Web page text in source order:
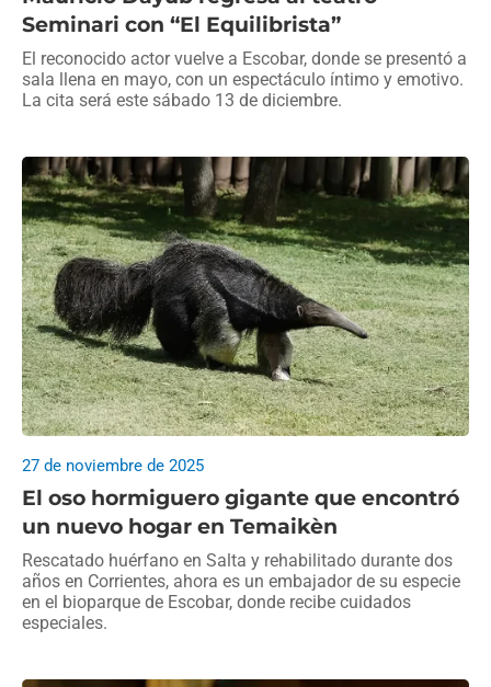
Seminari con “El Equilibrista”
El reconocido actor vuelve a Escobar, donde se presentó a
sala llena en mayo, con un espectáculo íntimo y emotivo.
La cita será este sábado 13 de diciembre.
El oso hormiguero gigante que encontró
un nuevo hogar en Temaikèn
27 de noviembre de 2025
Rescatado huérfano en Salta y rehabilitado durante dos
años en Corrientes, ahora es un embajador de su especie
en el bioparque de Escobar, donde recibe cuidados
especiales.